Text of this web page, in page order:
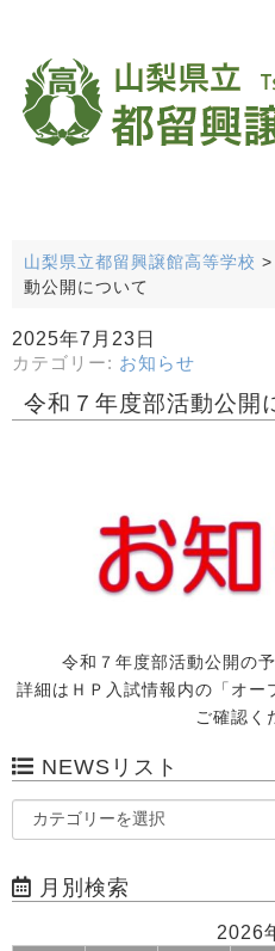
山梨県立都留興譲館高等学校 >
動公開について
2025年7月23日
カテゴリー: お知らせ
令和７年度部活動公開
令和７年度部活動公開の
詳細はＨＰ入試情報内の「オー
ご確認く
NEWSリスト
月別検索
2026